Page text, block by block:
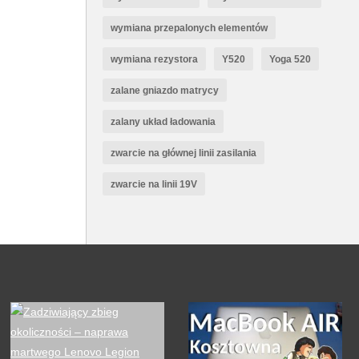
wymiana przepalonych elementów
wymiana rezystora Y520 Yoga 520
zalane gniazdo matrycy
zalany układ ładowania
zwarcie na głównej linii zasilania
zwarcie na linii 19V